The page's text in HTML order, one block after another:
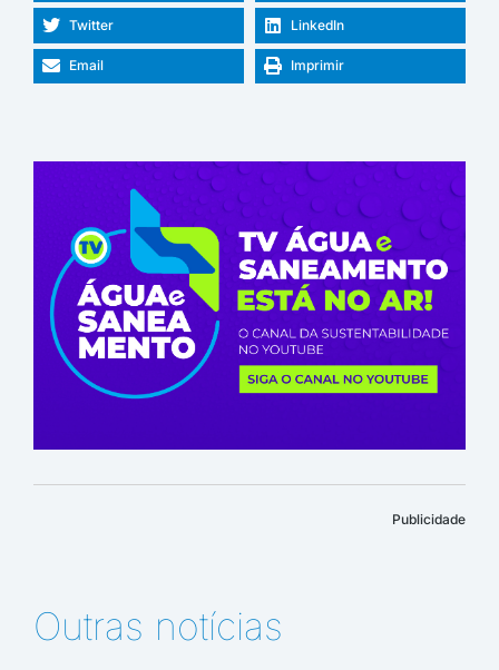
Twitter LinkedIn
Email Imprimir
Publicidade
Outras notícias